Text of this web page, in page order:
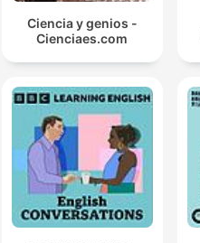
Ciencia y genios -
Cienciaes.com